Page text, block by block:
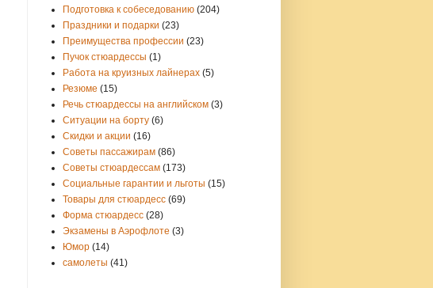
Подготовка к собеседованию (204)
Праздники и подарки (23)
Преимущества профессии (23)
Пучок стюардессы (1)
Работа на круизных лайнерах (5)
Резюме (15)
Речь стюардессы на английском (3)
Ситуации на борту (6)
Скидки и акции (16)
Советы пассажирам (86)
Советы стюардессам (173)
Социальные гарантии и льготы (15)
Товары для стюардесс (69)
Форма стюардесс (28)
Экзамены в Аэрофлоте (3)
Юмор (14)
самолеты (41)